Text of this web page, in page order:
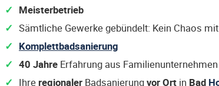
Meisterbetrieb
Sämtliche Gewerke gebündelt: Kein Chaos
Komplettbadsanierung
40 Jahre Erfahrung aus Familienunternehmen
Ihre regionaler Badsanierungvor Ort in Bad